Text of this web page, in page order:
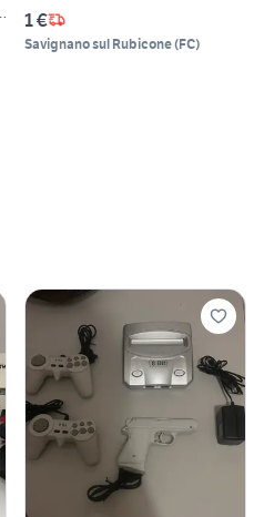
1 €
Savignano sul Rubicone(FC)